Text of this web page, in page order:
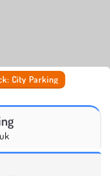
City Parking